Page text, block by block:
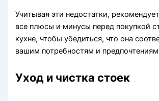
Учитывая эти недостатки,
все плюсы и минусы перед покупкой
кухне, чтобы убедиться, что она
вашим потребностям и
Уход и чистка стоек